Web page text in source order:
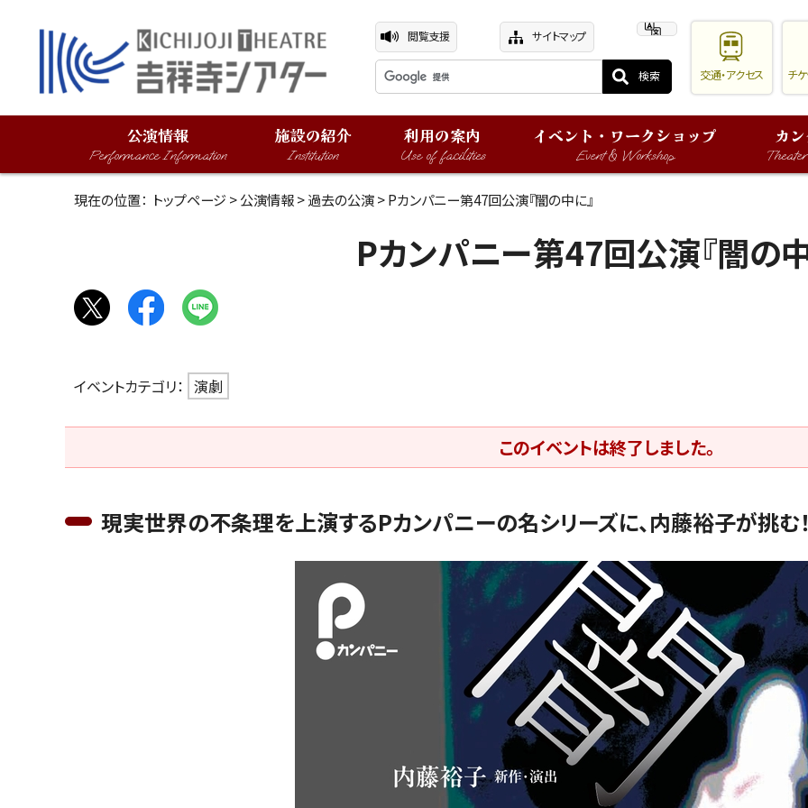
閲覧支援 サイトマップ
交通・アクセス チ
公演情報
Performance Information
施設の紹介
Institution
利用の案内
Use of facilities
イベント・ワークショップ
Event & Workshop
カ
現在の位置： トップページ >公演情報>過去の公演> Pカンパニー第47回公演『闇の中に』
Pカンパニー第47回公演『闇の
イベントカテゴリ： 演劇
このイベントは終了しました。
現実世界の不条理を上演するPカンパニーの名シリーズに、内藤裕子が挑む